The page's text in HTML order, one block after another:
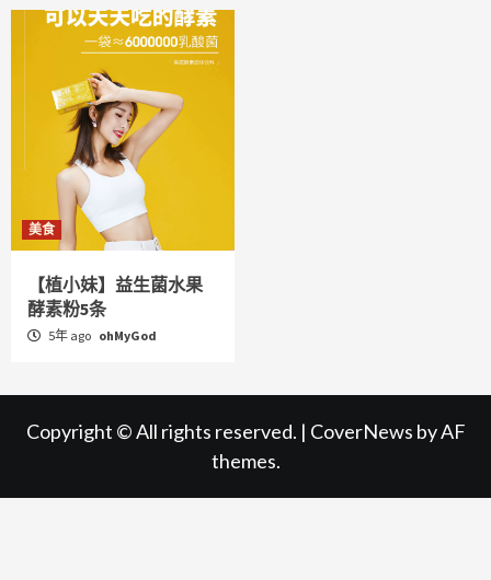
美食
【植小妹】益生菌水果
酵素粉5条
5年 ago ohMyGod
Copyright © All rights reserved. | CoverNews by AF
themes.